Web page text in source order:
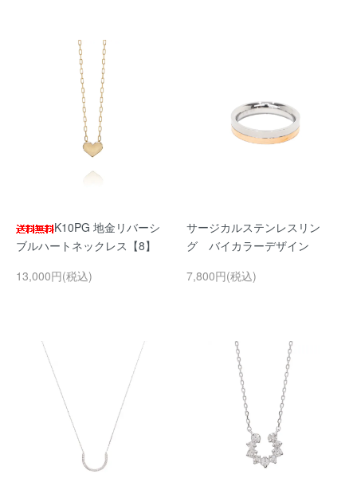
K10PG 地金リバーシ
ブルハートネックレス【8】
13,000円(税込)
サージカルステンレスリン
グ バイカラーデザイン
7,800円(税込)